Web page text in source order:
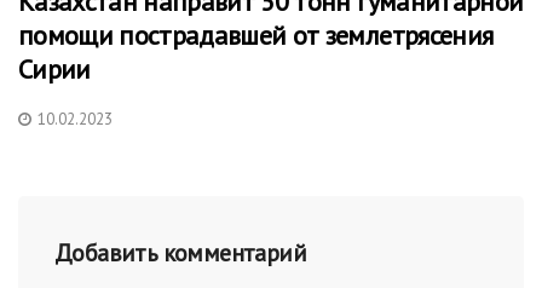
помощи пострадавшей от землетрясения
Сирии
10.02.2023
Добавить комментарий